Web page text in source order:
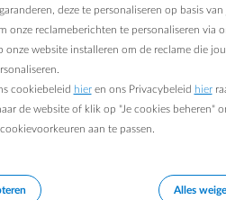
deze te personaliseren op basis van
onze reclameberichten te personaliseren via
website installeren om de reclame die
cookiebeleid hieren ons Privacybeleid hier
de website of klik op "Je cookies beheren"
aan te passen.
Alles